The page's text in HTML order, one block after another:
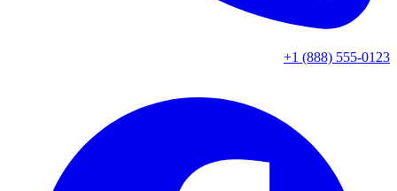
+1 (888) 555-0123